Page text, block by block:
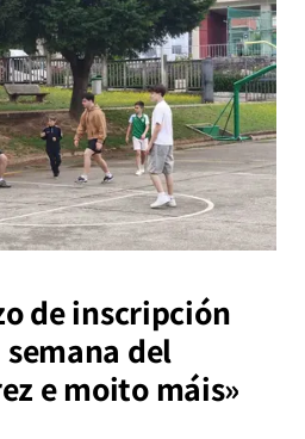
de inscripción
del
e moito máis»